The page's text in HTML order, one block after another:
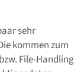
sehr
kommen zum
File-Handling